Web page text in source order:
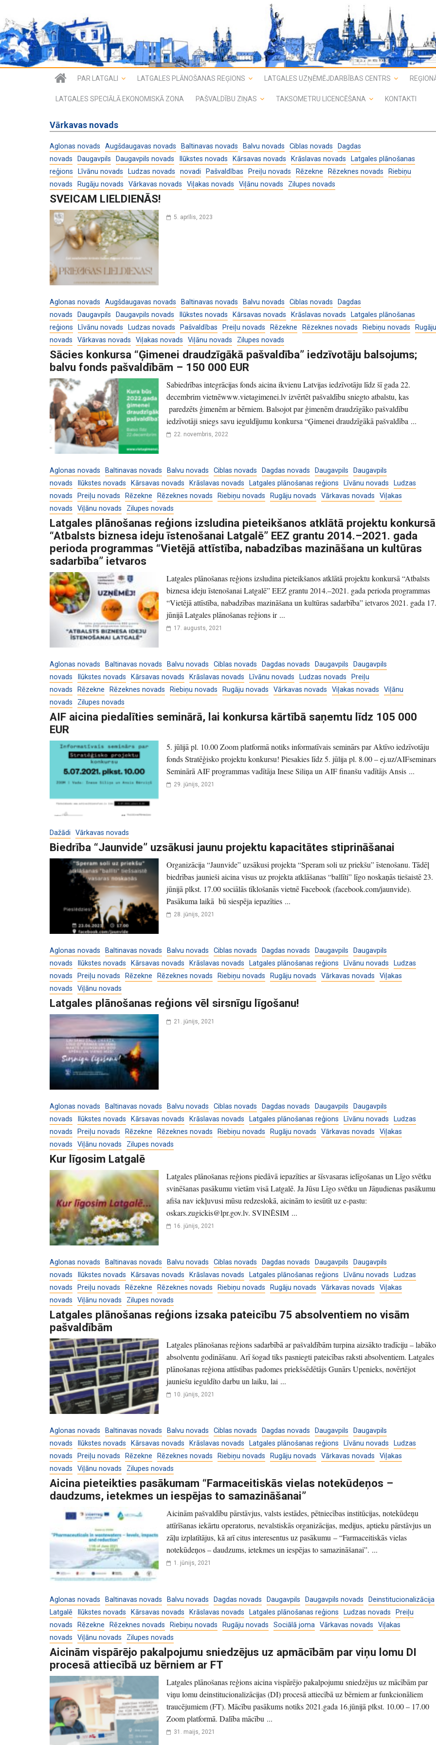
PAR LATGALI LATGALES PLĀNOŠANAS REĢIONS LATGALES UZŅĒMĒJDARBĪBAS CENTRS
LATGALES SPECIĀLĀ EKONOMISKĀ ZONA PAŠVALDĪBU ZIŅAS TAKSOMETRU LICENCĒŠANA KONTAKTI
Vārkavas novads
Aglonas novads Augšdaugavas novads Baltinavas novads Balvu novads Ciblas novads
Dagdas
novads
Daugavpils Daugavpils novads Ilūkstes novads Kārsavas novads Krāslavas novads
Latgales plānošanas
reģions
Līvānu novads Ludzas novads novadi Pašvaldības Preiļu novads Rēzekne Rēzeknes novads
Riebiņu
novads
Rugāju novads Vārkavas novads Viļakas novads Viļānu novads Zilupes novads
SVEICAM LIELDIENĀS!
5. aprīlis, 2023
Aglonas novads Augšdaugavas novads Baltinavas novads Balvu novads Ciblas novads
Dagdas
novads
Daugavpils Daugavpils novads Ilūkstes novads Kārsavas novads Krāslavas novads
Latgales plānošanas
reģions
Līvānu novads Ludzas novads Pašvaldības Preiļu novads Rēzekne Rēzeknes novads Riebiņu novads
Rugāju
novads
Vārkavas novads Viļakas novads Viļānu novads Zilupes novads
Sācies konkursa “Ģimenei draudzīgākā pašvaldība” iedzīvotāju balsojums;
balvu fonds pašvaldībām – 150 000 EUR
Sabiedrības integrācijas fonds aicina ikvienu Latvijas iedzīvotāju līdz šī gada 22.
decembrim vietnēwww.vietagimenei.lv izvērtēt pašvaldību sniegto atbalstu, kas
paredzēts ģimenēm ar bērniem. Balsojot par ģimenēm draudzīgāko pašvaldību
iedzīvotāji sniegs savu ieguldījumu konkursa “Ģimenei draudzīgākā pašvaldība ...
22. novembris, 2022
Aglonas novads Baltinavas novads Balvu novads Ciblas novads Dagdas novads Daugavpils
Daugavpils
novads
Ilūkstes novads Kārsavas novads Krāslavas novads Latgales plānošanas reģions Līvānu novads
Ludzas
novads
Preiļu novads Rēzekne Rēzeknes novads Riebiņu novads Rugāju novads Vārkavas novads
Viļakas
novads
Viļānu novads Zilupes novads
Latgales plānošanas reģions izsludina pieteikšanos atklātā projektu konkursā
“Atbalsts biznesa ideju īstenošanai Latgalē” EEZ grantu 2014.–2021. gada
perioda programmas “Vietējā attīstība, nabadzības mazināšana un kultūras
sadarbība” ietvaros
Latgales plānošanas reģions izsludina pieteikšanos atklātā projektu konkursā “Atbalsts
biznesa ideju īstenošanai Latgalē” EEZ grantu 2014.–2021. gada perioda programmas
“Vietējā attīstība, nabadzības mazināšana un kultūras sadarbība” ietvaros 2021. gada 17.
jūnijā Latgales plānošanas reģions ir ...
17. augusts, 2021
Aglonas novads Baltinavas novads Balvu novads Ciblas novads Dagdas novads Daugavpils
Daugavpils
novads
Ilūkstes novads Kārsavas novads Krāslavas novads Līvānu novads Ludzas novads
Preiļu
novads
Rēzekne Rēzeknes novads Riebiņu novads Rugāju novads Vārkavas novads Viļakas novads
Viļānu
novads
Zilupes novads
AIF aicina piedalīties seminārā, lai konkursa kārtībā saņemtu līdz 105 000
EUR
5. jūlijā pl. 10.00 Zoom platformā notiks informatīvais seminārs par Aktīvo iedzīvotāju
fonds Stratēģisko projektu konkursu! Piesakies līdz 5. jūlija pl. 8.00 – ej.uz/AIFseminars
Seminārā AIF programmas vadītāja Inese Siliņa un AIF finanšu vadītājs Ansis ...
29. jūnijs, 2021
Dažādi Vārkavas novads
Biedrība “Jaunvide” uzsākusi jaunu projektu kapacitātes stiprināšanai
Organizācija “Jaunvide” uzsākusi projekta “Speram soli uz priekšu” īstenošanu. Tādēļ
biedrības jaunieši aicina visus uz projekta atklāšanas “ballīti” līgo noskaņās tiešaistē 23.
jūnijā plkst. 17.00 sociālās tīklošanās vietnē Facebook (facebook.com/jaunvide).
Pasākuma laikā bū siespēja iepazīties ...
28. jūnijs, 2021
Aglonas novads Baltinavas novads Balvu novads Ciblas novads Dagdas novads Daugavpils
Daugavpils
novads
Ilūkstes novads Kārsavas novads Krāslavas novads Latgales plānošanas reģions Līvānu novads
Ludzas
novads
Preiļu novads Rēzekne Rēzeknes novads Riebiņu novads Rugāju novads Vārkavas novads
Viļakas
novads
Viļānu novads
Latgales plānošanas reģions vēl sirsnīgu līgošanu!
21. jūnijs, 2021
Aglonas novads Baltinavas novads Balvu novads Ciblas novads Dagdas novads Daugavpils
Daugavpils
novads
Ilūkstes novads Kārsavas novads Krāslavas novads Latgales plānošanas reģions Līvānu novads
Ludzas
novads
Preiļu novads Rēzekne Rēzeknes novads Riebiņu novads Rugāju novads Vārkavas novads
Viļakas
novads
Viļānu novads Zilupes novads
Kur līgosim Latgalē
Latgales plānošanas reģions piedāvā iepazīties ar šīsvasaras ielīgošanas un Līgo svētku
svinēšanas pasākumu vietām visā Latgalē. Ja Jūsu Līgo svētku un Jāņudienas pasākumu
afiša nav iekļuvusi mūsu redzeslokā, aicinām to iesūtīt uz e-pastu:
oskars.zugickis@lpr.gov.lv. SVINĒSIM ...
16. jūnijs, 2021
Aglonas novads Baltinavas novads Balvu novads Ciblas novads Dagdas novads Daugavpils
Daugavpils
novads
Ilūkstes novads Kārsavas novads Krāslavas novads Latgales plānošanas reģions Līvānu novads
Ludzas
novads
Preiļu novads Rēzekne Rēzeknes novads Riebiņu novads Rugāju novads Vārkavas novads
Viļakas
novads
Viļānu novads Zilupes novads
Latgales plānošanas reģions izsaka pateicību 75 absolventiem no visām
pašvaldībām
Latgales plānošanas reģions sadarbībā ar pašvaldībām turpina aizsākto tradīciju – labāko
absolventu godināšanu. Arī šogad tiks pasniegti pateicības raksti absolventiem. Latgales
plānošanas reģiona attīstības padomes priekšsēdētājs Gunārs Upenieks, novērtējot
jauniešu ieguldīto darbu un laiku, lai ...
10. jūnijs, 2021
Aglonas novads Baltinavas novads Balvu novads Ciblas novads Dagdas novads Daugavpils
Daugavpils
novads
Ilūkstes novads Kārsavas novads Krāslavas novads Latgales plānošanas reģions Līvānu novads
Ludzas
novads
Preiļu novads Rēzekne Rēzeknes novads Riebiņu novads Rugāju novads Vārkavas novads
Viļakas
novads
Viļānu novads Zilupes novads
Aicina pieteikties pasākumam “Farmaceitiskās vielas notekūdeņos –
daudzums, ietekmes un iespējas to samazināšanai”
Aicinām pašvaldību pārstāvjus, valsts iestādes, pētniecības institūcijas, notekūdeņu
attīrīšanas iekārtu operatorus, nevalstiskās organizācijas, medijus, aptieku pārstāvjus un
zāļu izplatītājus, kā arī citus interesentus uz pasākumu – “Farmaceitiskās vielas
notekūdeņos – daudzums, ietekmes un iespējas to samazināšanai”. ...
1. jūnijs, 2021
Aglonas novads Baltinavas novads Balvu novads Dagdas novads Daugavpils Daugavpils novads
Deinstitucionalizācija
Latgalē
Ilūkstes novads Kārsavas novads Krāslavas novads Latgales plānošanas reģions Ludzas novads
Preiļu
novads
Rēzekne Rēzeknes novads Riebiņu novads Rugāju novads Sociālā joma Vārkavas novads
Viļakas
novads
Viļānu novads Zilupes novads
Aicinām vispārējo pakalpojumu sniedzējus uz apmācībām par viņu lomu DI
procesā attiecībā uz bērniem ar FT
Latgales plānošanas reģions aicina vispārējo pakalpojumu sniedzējus uz mācībām par
viņu lomu deinstitucionalizācijas (DI) procesā attiecībā uz bērniem ar funkcionāliem
traucējumiem (FT). Mācību pasākums notiks 2021.gada 16.jūnijā plkst. 10.00 – 17.00
Zoom platformā. Dalība mācību ...
31. maijs, 2021